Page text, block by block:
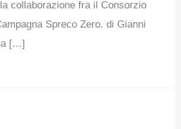
collaborazione fra il Consorzio
Spreco Zero. di Gianni
[…]